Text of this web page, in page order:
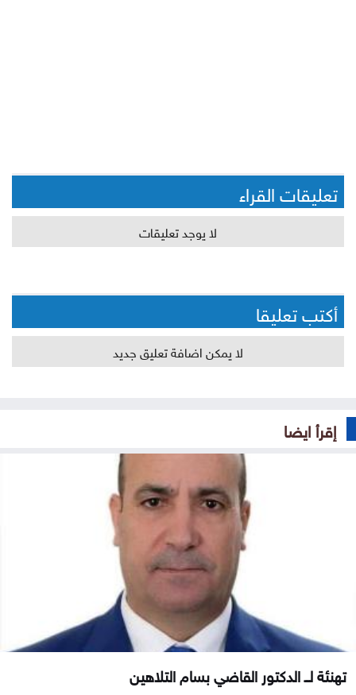
تعليقات القراء
لا يوجد تعليقات
أكتب تعليقا
لا يمكن اضافة تعليق جديد
إقرأ ايضا
تهنئة لــ الدكتور القاضي بسام التلاهين